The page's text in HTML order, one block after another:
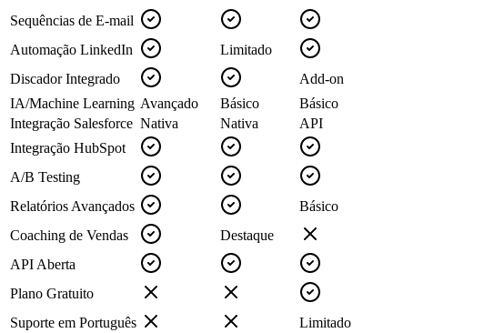
Sequências de E-mail
Automação LinkedIn
Limitado
Discador Integrado
Add-on
IA/Machine Learning Avançado Básico
Básico
Integração Salesforce Nativa Nativa
API
Integração HubSpot
A/B Testing
Relatórios Avançados
Básico
Coaching de Vendas
Destaque
API Aberta
Plano Gratuito
Suporte em Português
Limitado